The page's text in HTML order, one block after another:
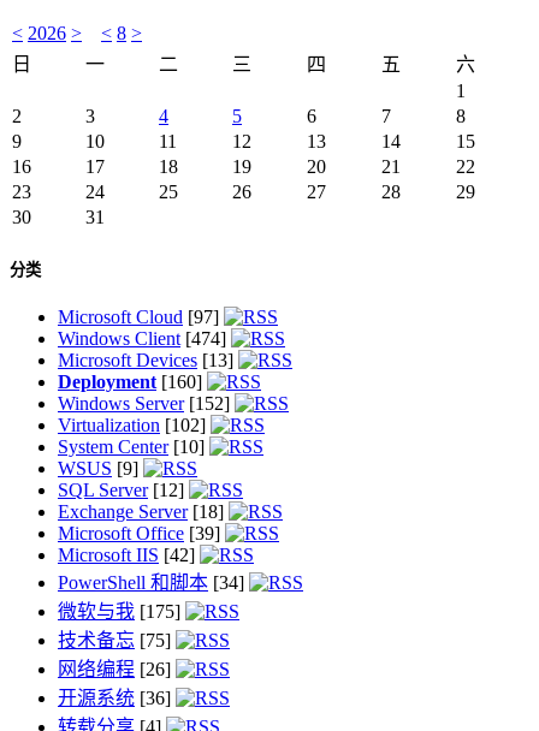
< 2026 > < 8 >
日
一 二 三 四 五
六
1
2
3 4 5 6 7
8
9
10 11 12 13 14
15
16
17 18 19 20 21
22
23
24 25 26 27 28
29
30
31
分类
Microsoft Cloud [97]
Windows Client [474]
Microsoft Devices [13]
Deployment [160]
Windows Server[152]
Virtualization [102]
System Center[10]
WSUS [9]
SQL Server[12]
Exchange Server[18]
Microsoft Office [39]
Microsoft IIS [42]
PowerShell 和脚本 [34]
微软与我 [175]
技术备忘 [75]
网络编程 [26]
开源系统 [36]
转载分享 [4]